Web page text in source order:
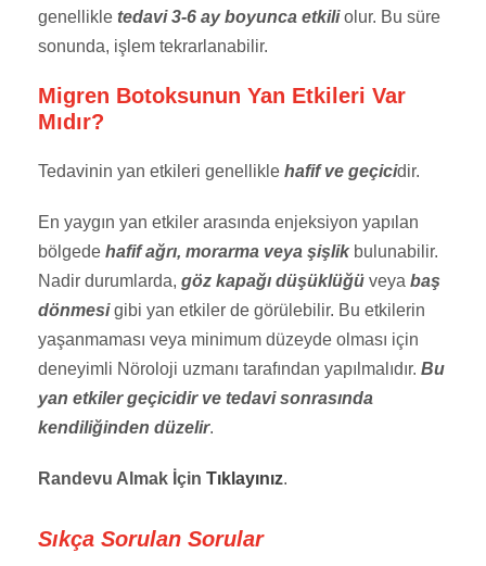
genellikle tedavi 3-6 ay boyunca etkiliolur. Bu süre
sonunda, işlem tekrarlanabilir.
Migren Botoksunun Yan Etkileri Var
Mıdır?
Tedavinin yan etkileri genellikle hafif ve geçicidir.
En yaygın yan etkiler arasında enjeksiyon yapılan
bölgede hafif ağrı, morarma veya şişlikbulunabilir.
Nadir durumlarda, göz kapağı düşüklüğü veya baş
dönmesigibi yan etkiler de görülebilir. Bu etkilerin
yaşanmaması veya minimum düzeyde olması için
deneyimli Nöroloji uzmanı tarafından yapılmalıdır. Bu
yan etkiler geçicidir ve tedavi sonrasında
kendiliğinden düzelir.
Randevu Almak İçin Tıklayınız.
Sıkça Sorulan Sorular